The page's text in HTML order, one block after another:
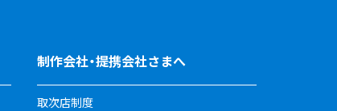
制作会社・提携会社さまへ
取次店制度